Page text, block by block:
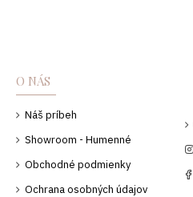
O NÁS
Náš príbeh
Showroom - Humenné
Obchodné podmienky
Ochrana osobných údajov